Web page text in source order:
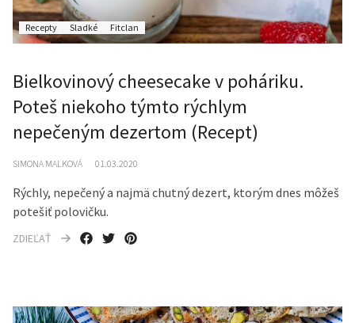
Recepty Sladké Fitclan
Bielkovinový cheesecake v poháriku.
Poteš niekoho týmto rýchlym
nepečeným dezertom (Recept)
SIMONA MALKOVÁ 01.03.2020
Rýchly, nepečený a najmä chutný dezert, ktorým dnes môžeš
potešiť polovičku.
ZDIEĽAŤ